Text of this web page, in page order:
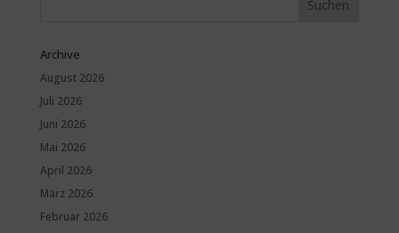
Archive
August 2026
Juli 2026
Juni 2026
Mai 2026
April 2026
März 2026
Februar 2026